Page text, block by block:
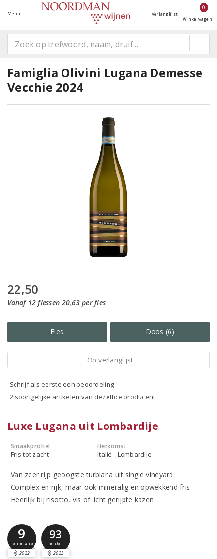
Menu Verlanglijst
0
Winkelwagen
Famiglia Olivini Lugana Demesse
Vecchie 2024
22,50
Vanaf 12 flessen 20,63 per fles
Fles Doos (6)
Op verlanglijst
Schrijf als eerste een beoordeling
2 soortgelijke artikelen van dezelfde producent
Luxe Lugana uit Lombardije
Smaakprofiel
Fris tot zacht
Herkomst
Italië - Lombardije
Van zeer rijp geoogste turbiana uit single vineyard
Complex en rijk, maar ook mineralig en opwekkend fris
Heerlijk bij risotto, vis of licht gerijpte kazen
9
Hamersma
2022
93
Falstaff
2022